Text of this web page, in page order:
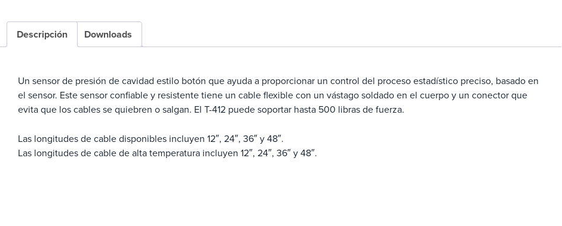
Descripción Downloads
Un sensor de presión de cavidad estilo botón que ayuda a proporcionar un control del proceso estadístico preciso, basado en
el sensor. Este sensor confiable y resistente tiene un cable flexible con un vástago soldado en el cuerpo y un conector que
evita que los cables se quiebren o salgan. El T-412 puede soportar hasta 500 libras de fuerza.
Las longitudes de cable disponibles incluyen 12″, 24″, 36″ y 48″.
Las longitudes de cable de alta temperatura incluyen 12″, 24″, 36″ y 48″.